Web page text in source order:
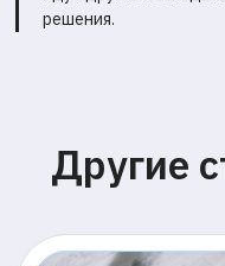
решения.